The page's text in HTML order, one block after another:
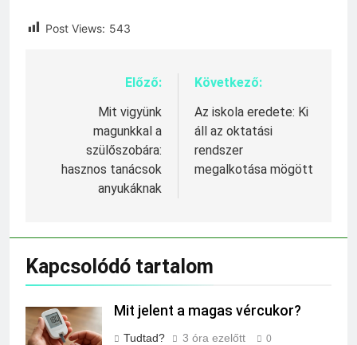
Post Views: 543
Bejegyzés
navigáció
Előző:
Mit vigyünk
magunkkal a
szülőszobára:
hasznos tanácsok
anyukáknak
Következő:
Az iskola eredete: Ki
áll az oktatási
rendszer
megalkotása mögött
Kapcsolódó tartalom
Mit jelent a magas vércukor?
Tudtad? 3 óra ezelőtt 0